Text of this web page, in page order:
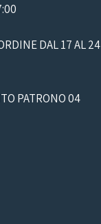
DAL 17 AL 24
PATRONO 04